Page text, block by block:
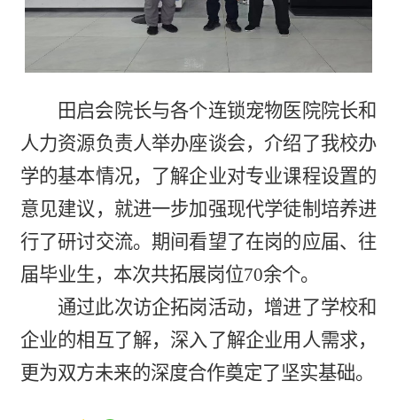
田启会院长与各个连锁宠物医院院长和
人力资源负责人举办座谈会，介绍了我校办
学的基本情况，了解企业对专业课程设置的
意见建议，就进一步加强现代学徒制培养进
行了研讨交流。期间看望了在岗的应届、往
届毕业生，本次共拓展岗位70余个。
通过此次访企拓岗活动，增进了学校和
企业的相互了解，深入了解企业用人需求，
更为双方未来的深度合作奠定了坚实基础。